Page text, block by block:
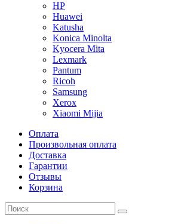
HP
Huawei
Katusha
Konica Minolta
Kyocera Mita
Lexmark
Pantum
Ricoh
Samsung
Xerox
Xiaomi Mijia
Оплата
Произвольная оплата
Доставка
Гарантии
Отзывы
Корзина